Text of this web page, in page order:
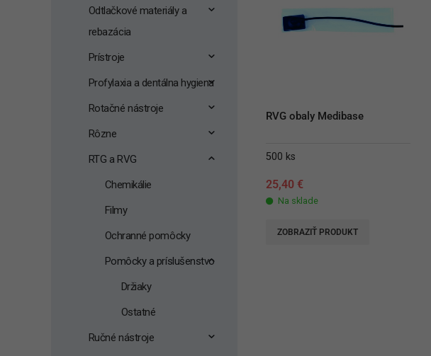
RVG obaly Medibase
500 ks
25,40 €
Na sklade
ZOBRAZIŤ PRODUKT
Odtlačkové materiály a
rebazácia
Prístroje
Profylaxia a dentálna hygiena
Rotačné nástroje
Rôzne
RTG a RVG
Chemikálie
Filmy
Ochranné pomôcky
Pomôcky a príslušenstvo
Držiaky
Ostatné
Ručné nástroje